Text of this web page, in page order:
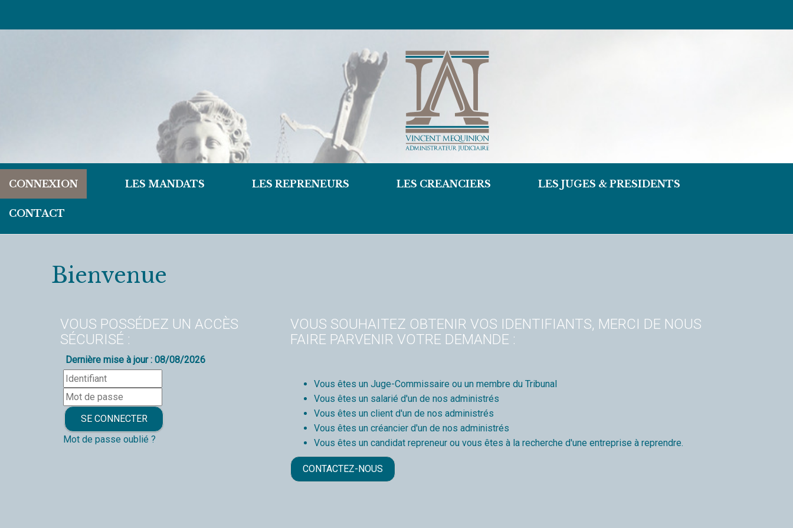
CONNEXION LES MANDATS LES REPRENEURS LES CREANCIERS LES JUGES & PRESIDENTS
CONTACT
Bienvenue
VOUS POSSÉDEZ UN ACCÈS
SÉCURISÉ :
Dernière mise à jour : 08/08/2026
Mot de passe oublié ?
VOUS SOUHAITEZ OBTENIR VOS IDENTIFIANTS, MERCI DE NOUS
FAIRE PARVENIR VOTRE DEMANDE :
Vous êtes un Juge-Commissaire ou un membre du Tribunal
Vous êtes un salarié d'un de nos administrés
Vous êtes un client d'un de nos administrés
Vous êtes un créancier d'un de nos administrés
Vous êtes un candidat repreneur ou vous êtes à la recherche d'une entreprise à reprendre.
CONTACTEZ-NOUS